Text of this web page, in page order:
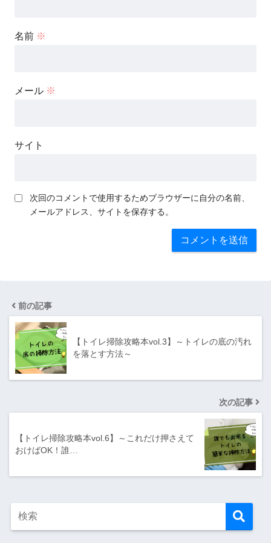
名前 ※
メール ※
サイト
次回のコメントで使用するためブラウザーに自分の名前、
メールアドレス、サイトを保存する。
前の記事
【トイレ掃除攻略本vol.3】～トイレの底の汚れ
を落とす方法～
次の記事
【トイレ掃除攻略本vol.6】～これだけ押さえて
おけばOK！誰…